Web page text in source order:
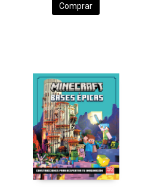
Comprar